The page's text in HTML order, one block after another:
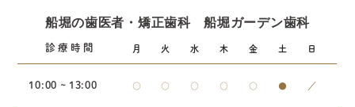
船堀の歯医者・矯正歯科 船堀ガーデン歯科
診療時間 月 火 水 木 金 土 日
10:00 ~ 13:00 ○ ○ ○ ○ ○ ● ／